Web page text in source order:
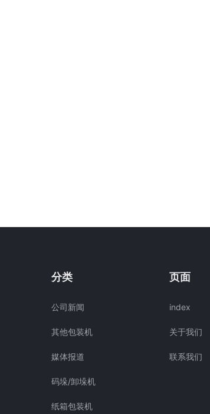
分类
公司新闻
其他包装机
媒体报道
码垛/卸垛机
纸箱包装机
页面
index
关于我们
联系我们